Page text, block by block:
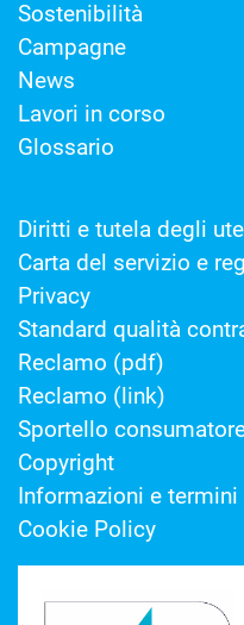
Sostenibilità
Campagne
News
Lavori in corso
Glossario
Diritti e tutela degli
Carta del servizio e
Privacy
Standard qualità
Reclamo (pdf)
Reclamo (link)
Sportello
Copyright
Informazioni e
Cookie Policy